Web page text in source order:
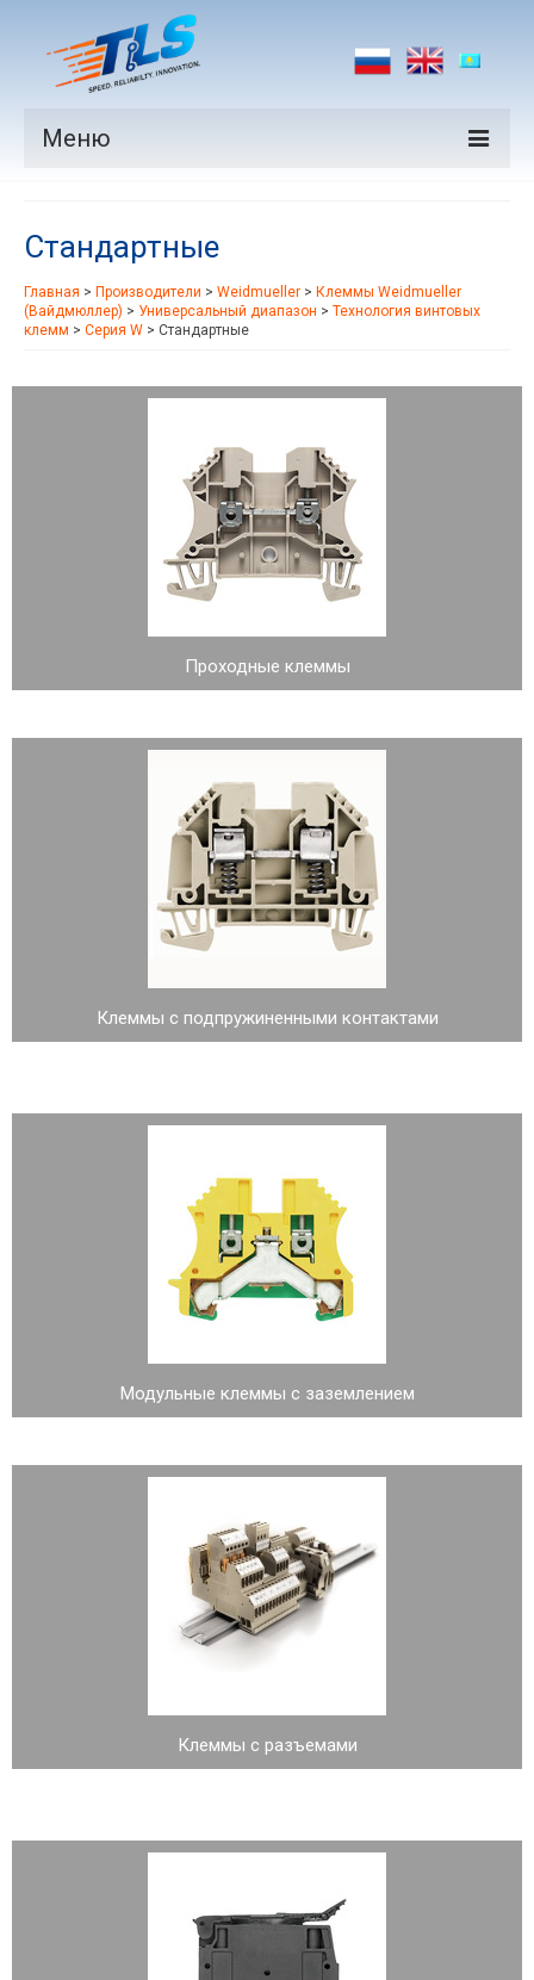
Меню
Производители
Рынки
Стандартные
Главная > Производители > Weidmueller > Клеммы Weidmueller
(Вайдмюллер) > Универсальный диапазон > Технология винтовых
клемм > Серия W > Стандартные
Проходные клеммы
Клеммы с подпружиненными контактами
Модульные клеммы с заземлением
Клеммы с разъемами